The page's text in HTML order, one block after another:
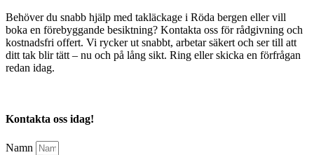
Behöver du snabb hjälp med takläckage i Röda bergen eller vill
boka en förebyggande besiktning? Kontakta oss för rådgivning och
kostnadsfri offert. Vi rycker ut snabbt, arbetar säkert och ser till att
ditt tak blir tätt – nu och på lång sikt. Ring eller skicka en förfrågan
redan idag.
Kontakta oss idag!
Namn